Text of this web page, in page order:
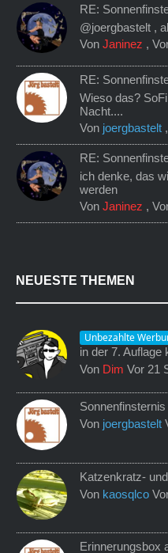
RE:
@joergbastelt ,
VonJaninez ,
RE:
Wieso das?
Nacht....
Von joergbastelt
RE:
ich denke, das
werden
VonJaninez ,
NEUESTE THEMEN
Unbezahlte
in der 7. Auflage
Von Dim Vor 21
Sonnenfinsternis
Von joergbastelt
Katzenkratz-
Von kaosqlco
Erinnerungsbox